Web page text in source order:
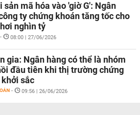
sản mã hóa vào 'giờ G': Ngân
ty chứng khoán tăng tốc cho
nghìn tỷ
- 08:00 | 27/06/2026
gia: Ngân hàng có thể là nhóm
đầu tiên khi thị trường chứng
khởi sắc
- 09:56 | 26/06/2026